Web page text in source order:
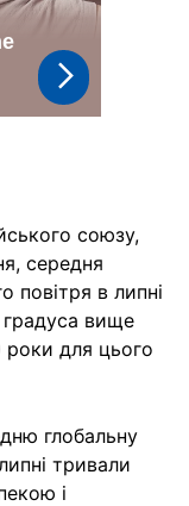
союзу,
середня
повітря в липні
градуса вище
роки для цього
глобальну
тривали
і